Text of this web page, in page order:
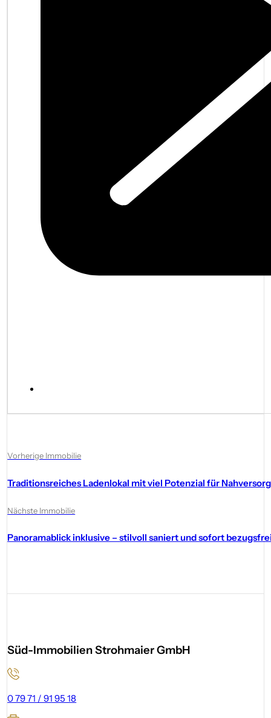
Vorherige Immobilie
Traditionsreiches Ladenlokal mit viel Potenzial für
Nächste Immobilie
Panoramablick inklusive – stilvoll saniert und sofort
Süd-Immobilien Strohmaier GmbH
0 79 71 / 91 95 18